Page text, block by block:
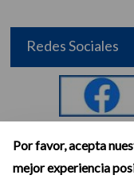
Por favor, acepta
mejor experiencia
Redes Sociales